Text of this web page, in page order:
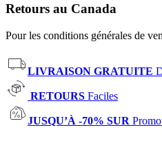
Retours au Canada
Pour les conditions générales de
LIVRAISON GRATUITE
RETOURS Faciles
JUSQU’À -70% SUR